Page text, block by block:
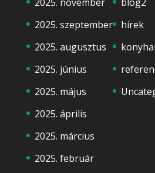
2025. szeptember
2025. augusztus
2025. június
2025. május
2025. április
2025. március
2025. február
hírek